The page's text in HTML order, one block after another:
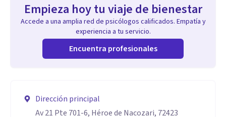
Empieza hoy tu viaje de bienestar
Accede a una amplia red de psicólogos calificados. Empatía y
experiencia a tu servicio.
Encuentra profesionales
Dirección principal
Av 21 Pte 701-6, Héroe de Nacozari, 72423